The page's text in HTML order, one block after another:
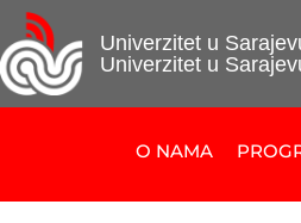
Univerzitet u
Univerzitet u
O NAMA